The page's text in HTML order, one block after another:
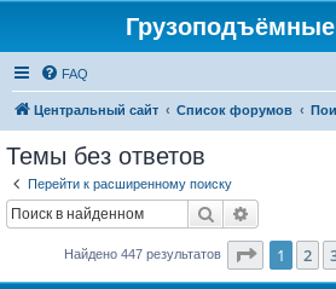
FAQ
Центральный сайт Список форумов
Темы без ответов
Перейти к расширенному поиску
Поиск
Найдено 447 результатов 1 2